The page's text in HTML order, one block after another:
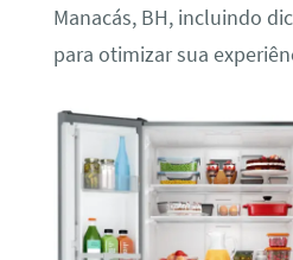
Manacás, BH, incluindo
para otimizar sua